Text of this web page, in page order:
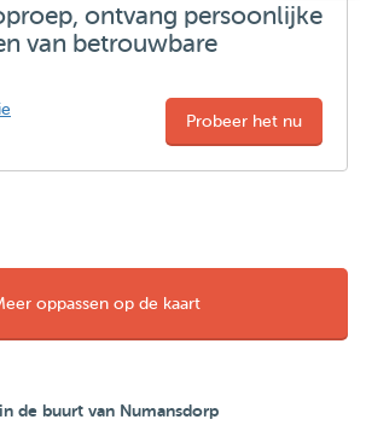
ontvang persoonlijke
van betrouwbare
Probeer het nu
oppassen op de kaart
de buurt van Numansdorp